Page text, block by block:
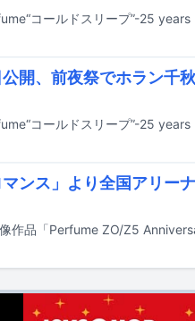
開、前夜祭でホラン千
ンス」より全国アリー